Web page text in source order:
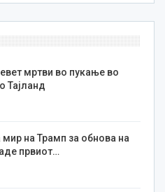
мртви во пукање во
Тајланд
на Трамп за обнова на
првиот…